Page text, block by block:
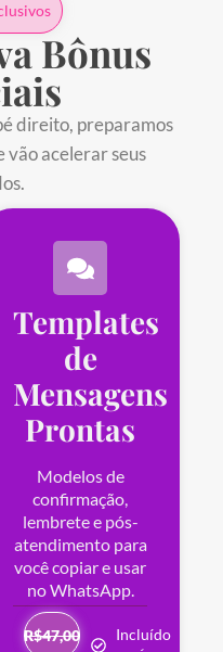
Bônus
direito, preparamos
vão acelerar seus
Templates
de
Mensagens
Prontas
Modelos de
confirmação,
lembrete e pós-
atendimento para
você copiar e usar
no WhatsApp.
R$47,00
Incluído